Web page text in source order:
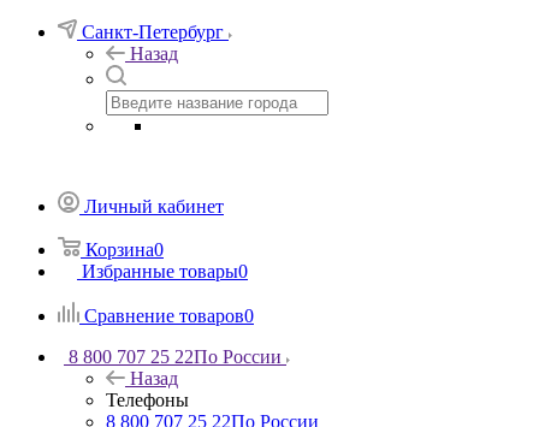
Санкт-Петербург
Назад
Личный кабинет
Корзина0
Избранные товары0
Сравнение товаров0
8 800 707 25 22По России
Назад
Телефоны
8 800 707 25 22По России